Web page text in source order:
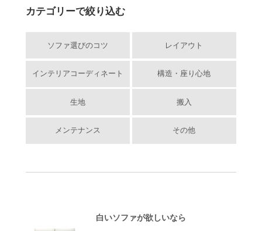
カテゴリーで絞り込む
ソファ選びのコツ レイアウト
インテリアコーディネート 構造・座り心地
生地 搬入
メンテナンス その他
白いソファが欲しいなら